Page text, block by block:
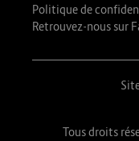
Politique de
Retrouvez-nous sur
Tous droits